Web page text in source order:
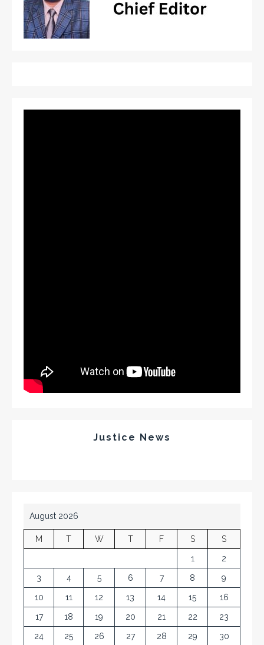
Justice News
August 2026
M T W T F S S
1 2
3 4 5 6 7 8 9
10 11 12 13 14 15 16
17 18 19 20 21 22 23
24 25 26 27 28 29 30